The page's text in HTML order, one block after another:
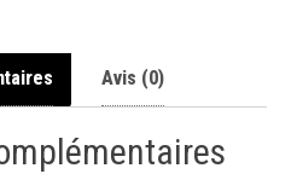
Avis (0)